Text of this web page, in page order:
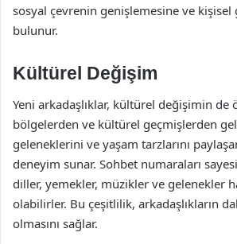
sosyal çevrenin genişlemesine ve kişisel
bulunur.
Kültürel Değişim
Yeni arkadaşlıklar, kültürel değişimin de
bölgelerden ve kültürel geçmişlerden
geleneklerini ve yaşam tarzlarını
deneyim sunar. Sohbet numaraları
diller, yemekler, müzikler ve gelenekler
olabilirler. Bu çeşitlilik, arkadaşlıkların
olmasını sağlar.